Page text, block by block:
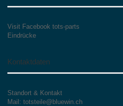
Visit Facebook tots-parts
Eindrücke
Kontaktdaten
Standort & Kontakt
Mail: totsteile@bluewin.ch